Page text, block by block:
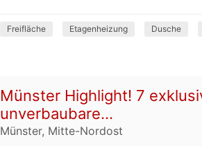
Freifläche Etagenheizung Dusche
Münster Highlight! 7
unverbaubare...
Münster, Mitte-Nordost